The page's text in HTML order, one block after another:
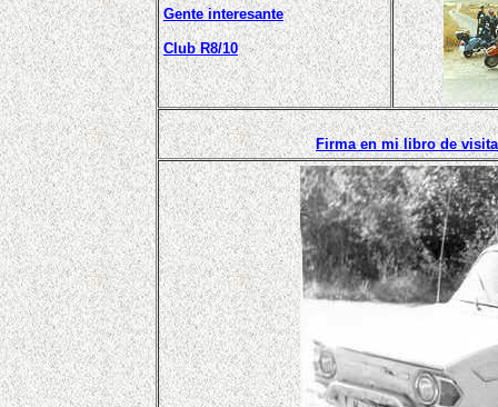
Gente interesante
Club R8/10
Firma en mi libro de